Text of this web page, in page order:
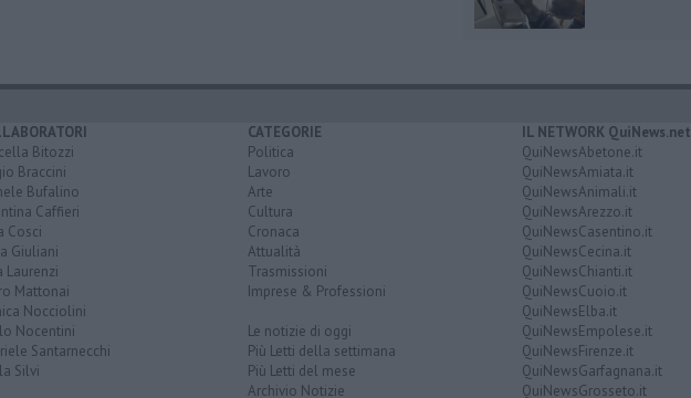
Bitozzi
Braccini
Bufalino
Caffieri
Cosci
Giuliani
Laurenzi
Mattonai
Nocciolini
Nocentini
Santarnecchi
Silvi
CATEGORIE
Politica
Lavoro
Arte
Cultura
Cronaca
Attualità
Trasmissioni
Imprese & Professioni
Le notizie di oggi
Più Letti della settimana
Più Letti del mese
Archivio Notizie
IL NETWORK QuiNews.net
QuiNewsAbetone.it
QuiNewsAmiata.it
QuiNewsAnimali.it
QuiNewsArezzo.it
QuiNewsCasentino.it
QuiNewsCecina.it
QuiNewsChianti.it
QuiNewsCuoio.it
QuiNewsElba.it
QuiNewsEmpolese.it
QuiNewsFirenze.it
QuiNewsGarfagnana.it
QuiNewsGrosseto.it